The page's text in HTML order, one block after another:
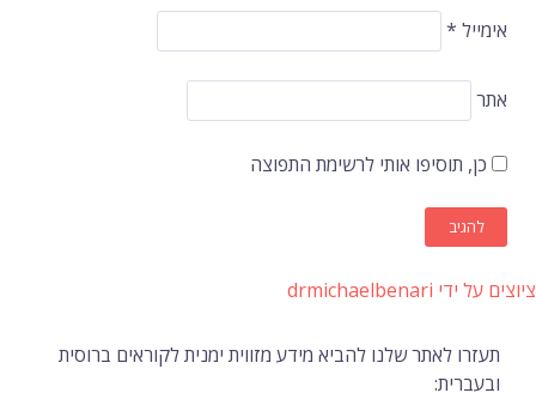
אימייל *
אתר
כן, תוסיפו אותי לרשימת התפוצה
ציוצים על ידי drmichaelbenari
תעזרו לאתר שלנו להביא מידע מזווית ימנית לקוראים ברוסית
ובעברית: